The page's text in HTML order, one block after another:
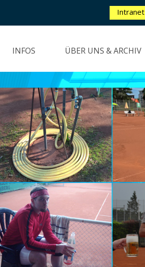
Intranet
INFOS ÜBER UNS & ARCHIV